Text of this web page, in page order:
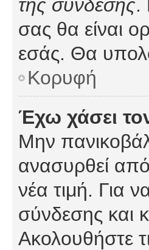
της σύνδεσης.
σας θα είναι
εσάς. Θα
Κορυφή
Έχω χάσει
Μην
ανασυρθεί
νέα τιμή. Για
σύνδεσης και
Ακολουθήστε